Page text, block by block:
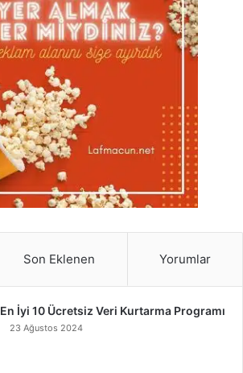
Son Eklenen Yorumlar
En İyi 10 Ücretsiz Veri Kurtarma Programı
23 Ağustos 2024